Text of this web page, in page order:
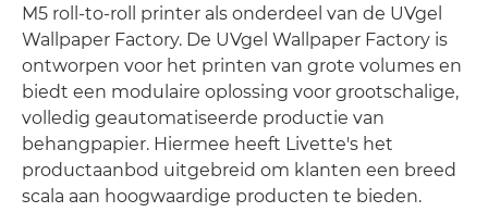
M5 roll-to-roll printer als onderdeel van de UVgel
Wallpaper Factory. De UVgel Wallpaper Factory is
ontworpen voor het printen van grote volumes en
biedt een modulaire oplossing voor grootschalige,
volledig geautomatiseerde productie van
behangpapier. Hiermee heeft Livette's het
productaanbod uitgebreid om klanten een breed
scala aan hoogwaardige producten te bieden.